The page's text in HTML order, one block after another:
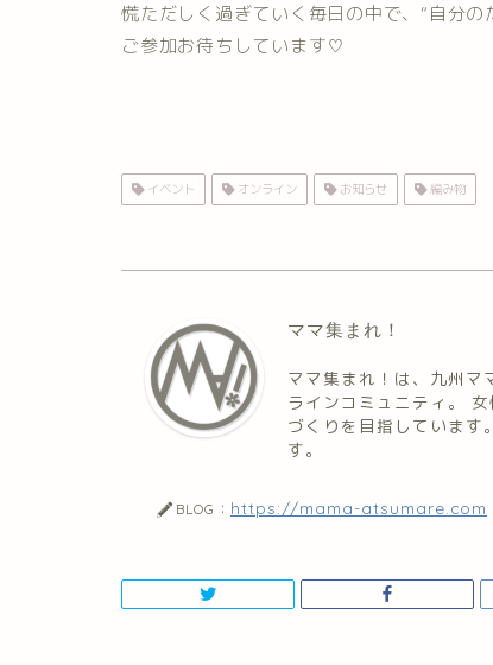
慌ただしく過ぎていく毎日の中で、“自分
ご参加お待ちしています♡
イベント オンライン お知らせ 編み物
ママ集まれ！
ママ集まれ！は、九州マ
ラインコミュニティ。
づくりを目指しています
す。
BLOG： https://mama-atsumare.com